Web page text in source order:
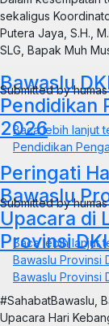
sekaligus
Putera Jaya, S.H.,
SLG, Bapak Muh
Bawaslu
Pendidikan
2026
Submitted byhumas
Baca lebih lanjut
Pendidikan
Peringati
Bawaslu
Upacara di
Provinsi
Submitted byhumas
Baca lebih lanjut
Bawaslu Provinsi
Bawaslu Provinsi
#SahabatBawaslu,
Upacara Hari